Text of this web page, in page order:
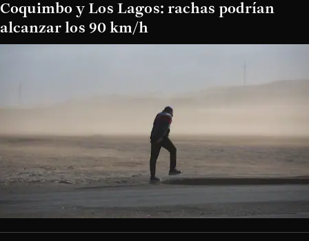
Coquimbo y Los Lagos: rachas podrían
alcanzar los 90 km/h